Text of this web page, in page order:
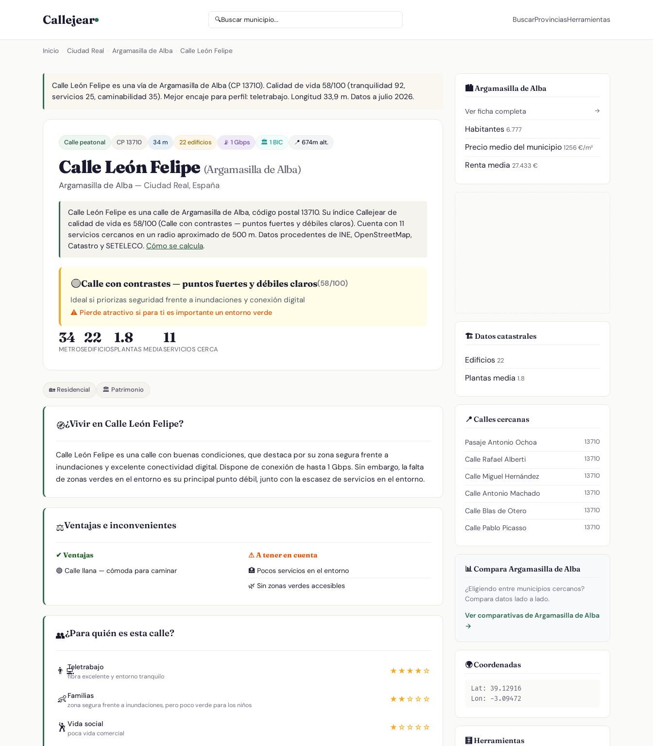
Callejear 🔍Buscar municipio... BuscarProvinciasHerramientas
Inicio Ciudad Real Argamasilla de Alba Calle León Felipe
Calle León Felipe es una vía de Argamasilla de Alba (CP 13710). Calidad de vida 58/100 (tranquilidad 92,
servicios 25, caminabilidad 35). Mejor encaje para perfil: teletrabajo. Longitud 33,9 m. Datos a julio 2026.
Calle peatonal CP 13710 34 m 22 edificios 📡 1 Gbps 🏛️ 1 BIC 📍 674m alt.
Calle León Felipe (Argamasilla de Alba)
Argamasilla de Alba — Ciudad Real, España
Calle León Felipe es una calle de Argamasilla de Alba, código postal 13710. Su índice Callejear de
calidad de vida es 58/100 (Calle con contrastes — puntos fuertes y débiles claros). Cuenta con 11
servicios cercanos en un radio aproximado de 500 m. Datos procedentes de INE, OpenStreetMap,
Catastro y SETELECO. Cómo se calcula.
🟡Calle con contrastes — puntos fuertes y débiles claros(58/100)
Ideal si priorizas seguridad frente a inundaciones y conexión digital
⚠️ Pierde atractivo si para ti es importante un entorno verde
34
METROS
22
EDIFICIOS
1.8
PLANTAS MEDIA
11
SERVICIOS CERCA
🏡 Residencial 🏛️ Patrimonio
🧭¿Vivir en Calle León Felipe?
Calle León Felipe es una calle con buenas condiciones, que destaca por su zona segura frente a
inundaciones y excelente conectividad digital. Dispone de conexión de hasta 1 Gbps. Sin embargo, la falta
de zonas verdes en el entorno es su principal punto débil, junto con la escasez de servicios en el entorno.
⚖️Ventajas e inconvenientes
✔ Ventajas
🟢 Calle llana — cómoda para caminar
⚠ A tener en cuenta
🏥 Pocos servicios en el entorno
🌿 Sin zonas verdes accesibles
👥¿Para quién es esta calle?
👨‍💻Teletrabajo
fibra excelente y entorno tranquilo
★★★★☆
👶 Familias
zona segura frente a inundaciones, pero poco verde para los niños
★★☆☆☆
🕺 Vida social
poca vida comercial
★☆☆☆☆
🏙️ Argamasilla de Alba
Ver ficha completa →
Habitantes 6.777
Precio medio del municipio 1256 €/m²
Renta media 27.433 €
🏗️ Datos catastrales
Edificios 22
Plantas media 1.8
📍 Calles cercanas
Pasaje Antonio Ochoa 13710
Calle Rafael Alberti 13710
Calle Miguel Hernández 13710
Calle Antonio Machado 13710
Calle Blas de Otero 13710
Calle Pablo Picasso 13710
📊 Compara Argamasilla de Alba
¿Eligiendo entre municipios cercanos?
Compara datos lado a lado.
Ver comparativas de Argamasilla de Alba
→
🌍 Coordenadas
Lat: 39.12916
Lon: -3.09472
🧮 Herramientas